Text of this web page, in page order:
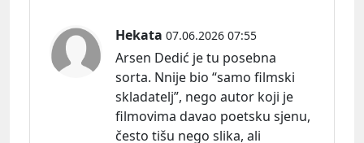
Hekata 07.06.2026 07:55
Arsen Dedić je tu posebna
sorta. Nnije bio “samo filmski
skladatelj”, nego autor koji je
filmovima davao poetsku sjenu,
često tišu nego slika, ali